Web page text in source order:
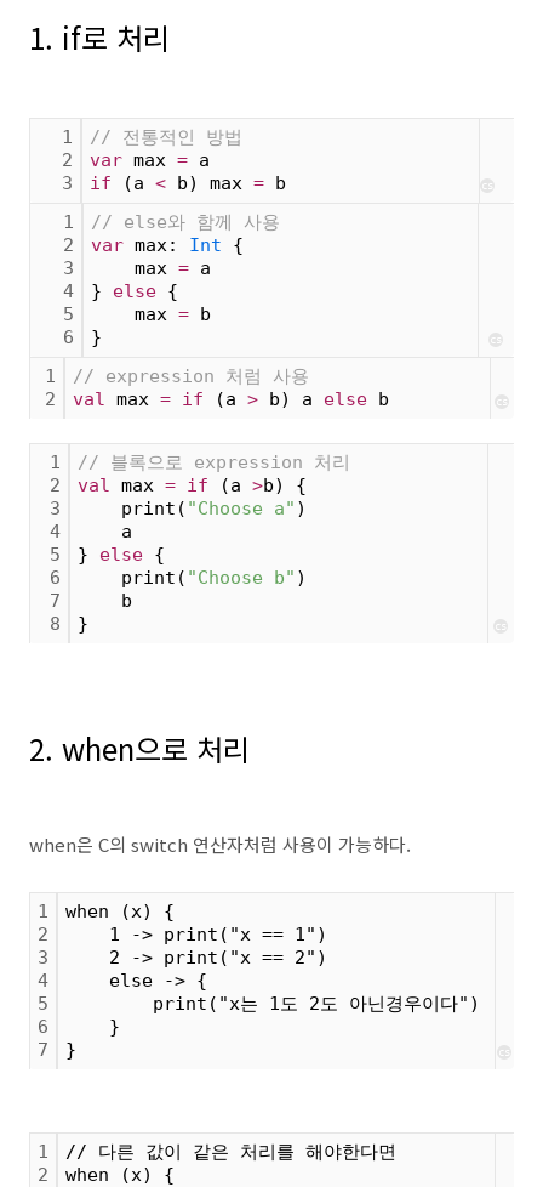
1. if로 처리
1
2
3
// 전통적인 방법
var max = a
if
(a < b) max = b cs
1
2
3
4
5
6
// else와 함께 사용
var max: Int
{
max = a
}
else {
max = b
}
cs
1
2
// expression 처럼 사용
val max = if (a > b) a else b cs
1
2
3
4
5
6
7
8
// 블록으로 expression 처리
val max = if (a >b)
{
print( "Choose a" )
a
}
else {
print( "Choose b" )
b
}
cs
2. when으로 처리
when은 C의 switch 연산자처럼 사용이 가능하다.
1
2
3
4
5
6
7
when (x) {
1 -> print("x == 1")
2 -> print("x == 2")
else -> {
print("x는 1도 2도 아닌경우이다")
}
}
cs
1
2
// 다른 값이 같은 처리를 해야한다면
when (x) {